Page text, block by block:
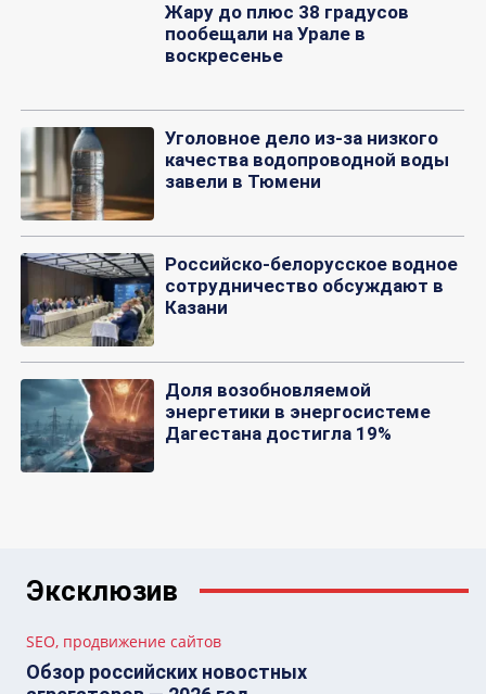
Жару до плюс 38 градусов
пообещали на Урале в
воскресенье
Уголовное дело из-за низкого
качества водопроводной воды
завели в Тюмени
Российско-белорусское водное
сотрудничество обсуждают в
Казани
Доля возобновляемой
энергетики в энергосистеме
Дагестана достигла 19%
Эксклюзив
SEO, продвижение сайтов
Обзор российских новостных